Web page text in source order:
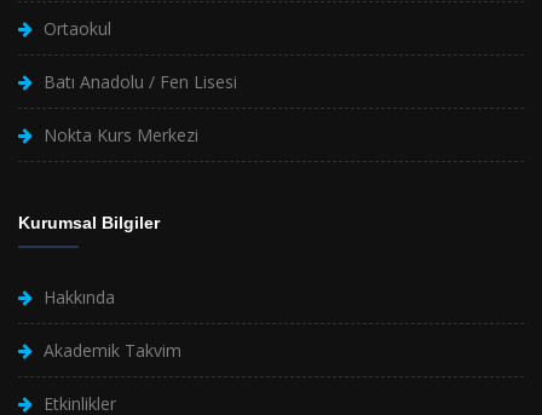
Ortaokul
Batı Anadolu / Fen Lisesi
Nokta Kurs Merkezi
Kurumsal Bilgiler
Hakkında
Akademik Takvim
Etkinlikler